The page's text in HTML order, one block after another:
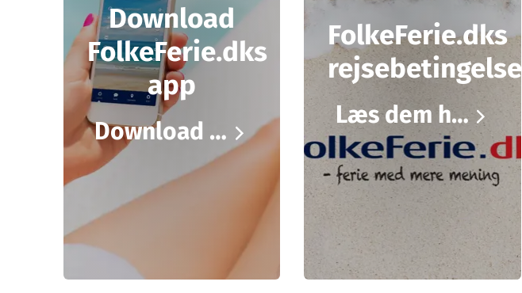
Download
FolkeFerie.dks
app
Download her
FolkeFerie.dks
rejsebetingelser
Læs dem her